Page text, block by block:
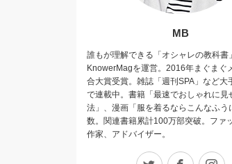
MB
誰もが理解できる「オシャレの教科書」
KnowerMagを運営。2016年まぐまぐ
合大賞受賞。雑誌「週刊SPA」など大
で連載中。書籍「最速でおしゃれに見
法」、漫画「服を着るならこんなふう
数。関連書籍累計100万部突破。ファ
作家、アドバイザー。
Twitter Facebook